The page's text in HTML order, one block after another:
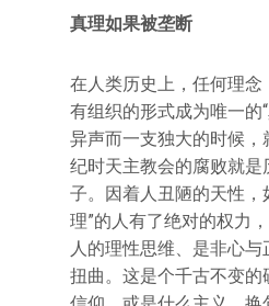
真理如果被垄断
在人类历史上，任何理念
有组织的形式成为唯一的
异声而一支独大的时候
纪时天主教会的腐败就是
子。因着人丑陋的天性，
理”的人有了绝对的权力
人的理性思维、是非心
扭曲。这是个千古不变的